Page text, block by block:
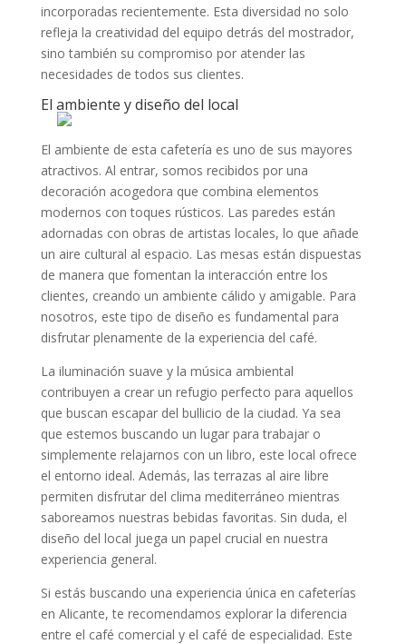
incorporadas recientemente. Esta diversidad no solo
refleja la creatividad del equipo detrás del mostrador,
sino también su compromiso por atender las
necesidades de todos sus clientes.
El ambiente y diseño del local
El ambiente de esta cafetería es uno de sus mayores
atractivos. Al entrar, somos recibidos por una
decoración acogedora que combina elementos
modernos con toques rústicos. Las paredes están
adornadas con obras de artistas locales, lo que añade
un aire cultural al espacio. Las mesas están dispuestas
de manera que fomentan la interacción entre los
clientes, creando un ambiente cálido y amigable. Para
nosotros, este tipo de diseño es fundamental para
disfrutar plenamente de la experiencia del café.
La iluminación suave y la música ambiental
contribuyen a crear un refugio perfecto para aquellos
que buscan escapar del bullicio de la ciudad. Ya sea
que estemos buscando un lugar para trabajar o
simplemente relajarnos con un libro, este local ofrece
el entorno ideal. Además, las terrazas al aire libre
permiten disfrutar del clima mediterráneo mientras
saboreamos nuestras bebidas favoritas. Sin duda, el
diseño del local juega un papel crucial en nuestra
experiencia general.
Si estás buscando una experiencia única en cafeterías
en Alicante, te recomendamos explorar la diferencia
entre el café comercial y el café de especialidad. Este